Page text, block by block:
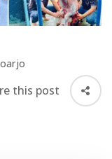
this post